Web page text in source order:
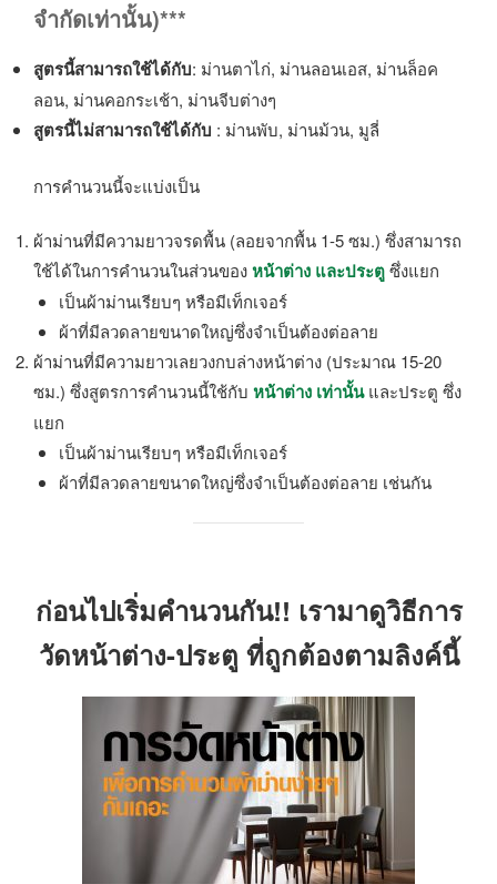
จำกัดเท่านั้น)***
สูตรนี้สามารถใช้ได้กับ: ม่านตาไก่, ม่านลอนเอส, ม่านล็อค
ลอน, ม่านคอกระเช้า, ม่านจีบต่างๆ
สูตรนี้ไม่สามารถใช้ได้กับ : ม่านพับ, ม่านม้วน, มูลี่
การคำนวนนี้จะแบ่งเป็น
ผ้าม่านที่มีความยาวจรดพื้น (ลอยจากพื้น 1-5 ซม.) ซึ่งสามารถ
ใช้ได้ในการคำนวนในส่วนของหน้าต่าง และประตูซึ่งแยก
เป็นผ้าม่านเรียบๆ หรือมีเท็กเจอร์
ผ้าที่มีลวดลายขนาดใหญ่ซึ่งจำเป็นต้องต่อลาย
ผ้าม่านที่มีความยาวเลยวงกบล่างหน้าต่าง (ประมาณ 15-20
ซม.) ซึ่งสูตรการคำนวนนี้ใช้กับ หน้าต่าง เท่านั้นและประตู ซึ่ง
แยก
เป็นผ้าม่านเรียบๆ หรือมีเท็กเจอร์
ผ้าที่มีลวดลายขนาดใหญ่ซึ่งจำเป็นต้องต่อลาย เช่นกัน
ก่อนไปเริ่มคำนวนกัน!! เรามาดูวิธีการ
วัดหน้าต่าง-ประตู ที่ถูกต้องตามลิงค์นี้